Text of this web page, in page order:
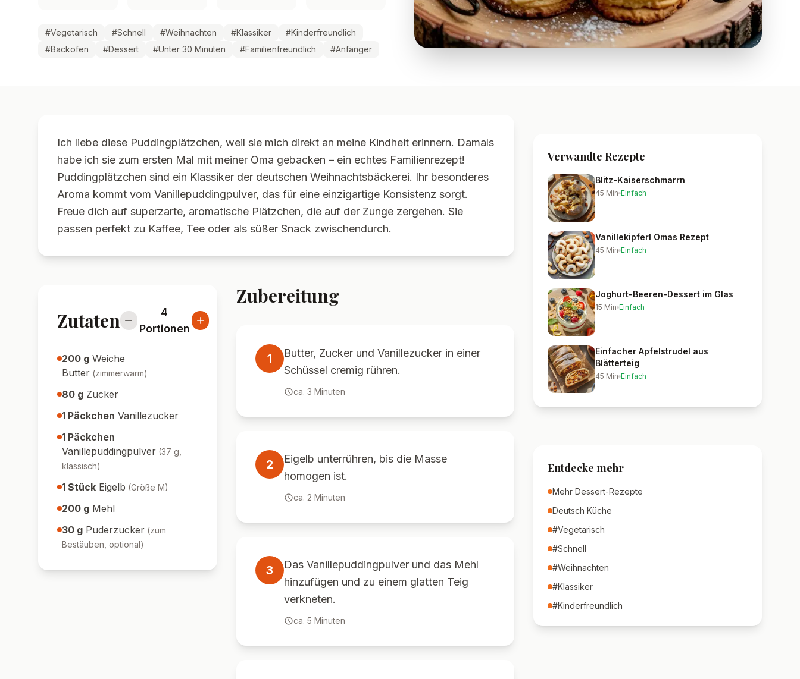
#Vegetarisch #Schnell #Weihnachten #Klassiker #Kinderfreundlich
#Backofen #Dessert #Unter 30 Minuten #Familienfreundlich #Anfänger
Ich liebe diese Puddingplätzchen, weil sie mich direkt an meine Kindheit erinnern. Damals
habe ich sie zum ersten Mal mit meiner Oma gebacken – ein echtes Familienrezept!
Puddingplätzchen sind ein Klassiker der deutschen Weihnachtsbäckerei. Ihr besonderes
Aroma kommt vom Vanillepuddingpulver, das für eine einzigartige Konsistenz sorgt.
Freue dich auf superzarte, aromatische Plätzchen, die auf der Zunge zergehen. Sie
passen perfekt zu Kaffee, Tee oder als süßer Snack zwischendurch.
Zutaten
4
Portionen
200 g Weiche
Butter (zimmerwarm)
80 g Zucker
1 Päckchen Vanillezucker
1 Päckchen
Vanillepuddingpulver (37 g,
klassisch)
1 Stück Eigelb (Größe M)
200 g Mehl
30 g Puderzucker (zum
Bestäuben, optional)
Zubereitung
1
Butter, Zucker und Vanillezucker in einer
Schüssel cremig rühren.
ca. 3 Minuten
2
Eigelb unterrühren, bis die Masse
homogen ist.
ca. 2 Minuten
3
Das Vanillepuddingpulver und das Mehl
hinzufügen und zu einem glatten Teig
verkneten.
ca. 5 Minuten
Verwandte Rezepte
Blitz-Kaiserschmarrn
45 Min Einfach
Vanillekipferl Omas Rezept
45 Min Einfach
Joghurt-Beeren-Dessert im Glas
15 Min Einfach
Einfacher Apfelstrudel aus
Blätterteig
45 Min Einfach
Entdecke mehr
Mehr Dessert-Rezepte
Deutsch Küche
#Vegetarisch
#Schnell
#Weihnachten
#Klassiker
#Kinderfreundlich